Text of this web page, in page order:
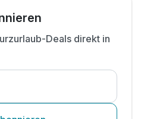
Deals direkt in